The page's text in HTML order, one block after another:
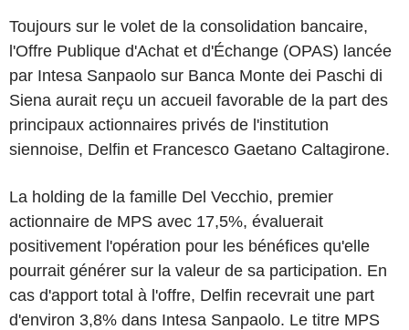
Toujours sur le volet de la consolidation bancaire,
l'Offre Publique d'Achat et d'Échange (OPAS) lancée
par Intesa Sanpaolo sur Banca Monte dei Paschi di
Siena aurait reçu un accueil favorable de la part des
principaux actionnaires privés de l'institution
siennoise, Delfin et Francesco Gaetano Caltagirone.
La holding de la famille Del Vecchio, premier
actionnaire de MPS avec 17,5%, évaluerait
positivement l'opération pour les bénéfices qu'elle
pourrait générer sur la valeur de sa participation. En
cas d'apport total à l'offre, Delfin recevrait une part
d'environ 3,8% dans Intesa Sanpaolo. Le titre MPS